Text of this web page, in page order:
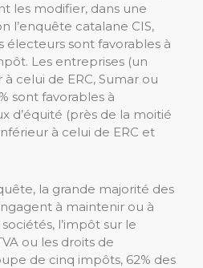
les modifier, dans une
l’enquête catalane CIS,
électeurs sont favorables à
Les entreprises (un
celui de ERC, Sumar ou
sont favorables à
d’équité (près de la moitié
à celui de ERC et
la grande majorité des
à maintenir ou à
l’impôt sur le
ou les droits de
de cinq impôts, 62% des